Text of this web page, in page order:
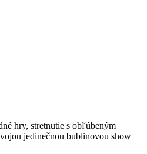
hry, stretnutie s obľúbeným
jedinečnou bublinovou show